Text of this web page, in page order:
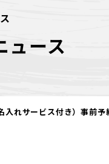
ュース
入れサービス付き）事前